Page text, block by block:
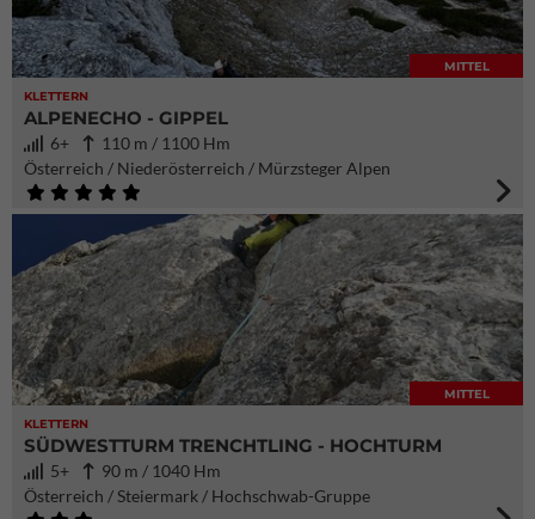
KLETTERN
MITTEL
ALPENECHO - GIPPEL
6+
110 m / 1100 Hm
Österreich / Niederösterreich / Mürzsteger Alpen
KLETTERN
MITTEL
SÜDWESTTURM TRENCHTLING - HOCHTURM
5+
90 m / 1040 Hm
Österreich / Steiermark / Hochschwab-Gruppe